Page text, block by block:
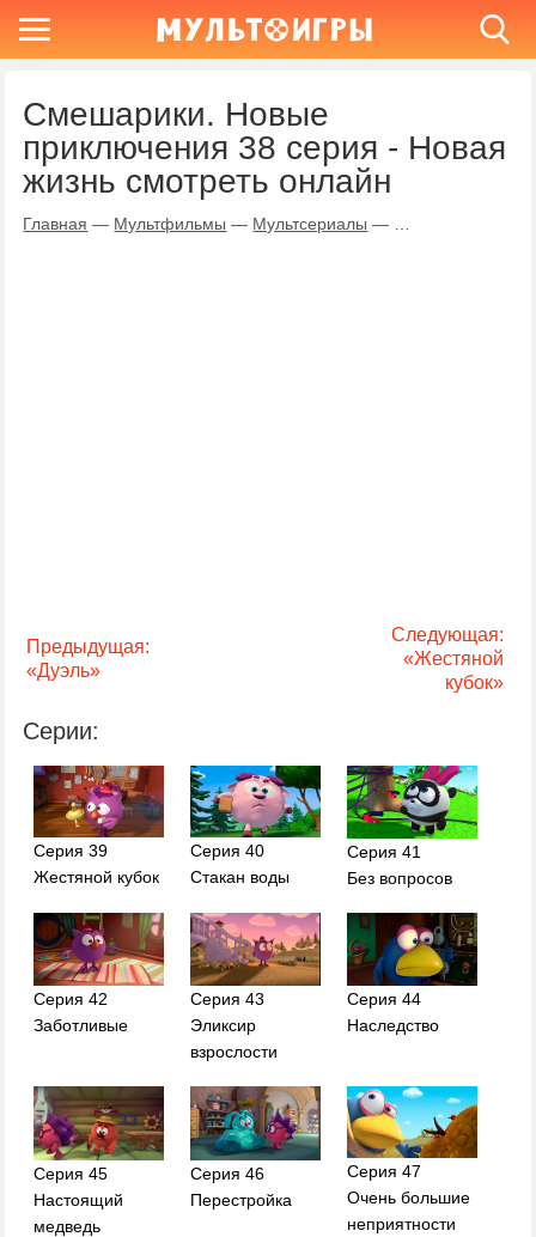
Смешарики. Новые
приключения 38 серия - Новая
жизнь смотреть онлайн
Главная — Мультфильмы — Мультсериалы —
Предыдущая:
«Дуэль»
Следующая:
«Жестяной
кубок»
Серии:
Серия 39
Жестяной кубок
Серия 40
Стакан воды
Серия 41
Без вопросов
Серия 42
Заботливые
Серия 43
Эликсир
взрослости
Серия 44
Наследство
Серия 45
Настоящий
медведь
Серия 46
Перестройка
Серия 47
Очень большие
неприятности